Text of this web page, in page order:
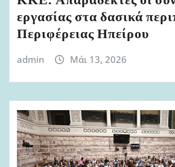
εργασίας στα δασικά
Περιφέρειας Ηπείρου
admin Μάι 13, 2026